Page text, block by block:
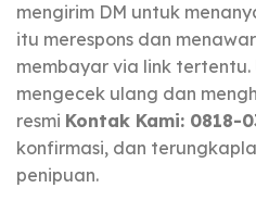
mengirim DM untuk
itu merespons dan
membayar via link
mengecek ulang dan
resmi Kontak Kami: 0818-
konfirmasi, dan
penipuan.